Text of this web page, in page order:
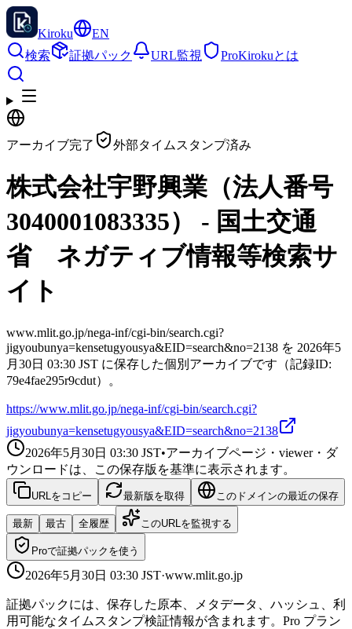
Kiroku
EN
検索
証拠パック URL監視 ProKirokuとは
アーカイブ完了 外部タイムスタンプ済み
株式会社宇野興業（法人番号
3040001083335） - 国土交通
省 ネガティブ情報等検索サ
イト
www.mlit.go.jp/nega-inf/cgi-bin/search.cgi?
jigyoubunya=kensetugyousya&EID=search&no=2138 を 2026年5
月30日 03:30 JST に保存した個別アーカイブです（記録ID:
79e4fae295r9cdut）。
https://www.mlit.go.jp/nega-inf/cgi-bin/search.cgi?
jigyoubunya=kensetugyousya&EID=search&no=2138
2026年5月30日 03:30 JST•アーカイブページ・viewer・ダ
ウンロードは、この保存版を基準に表示されます。
URLをコピー 最新版を取得 このドメインの最近の保存
最新 最古 全履歴 このURLを監視する
Proで証拠パックを使う
2026年5月30日 03:30 JST·www.mlit.go.jp
証拠パックには、保存した原本、メタデータ、ハッシュ、利
用可能なタイムスタンプ検証情報が含まれます。Pro プラン